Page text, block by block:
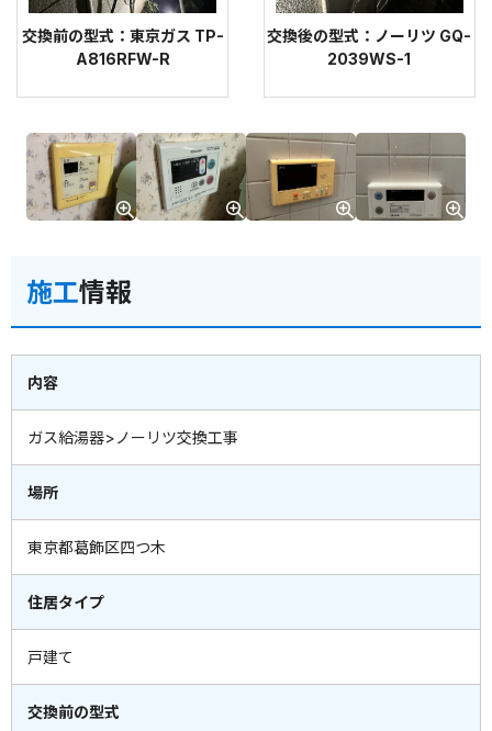
交換前の型式：東京ガス TP-
A816RFW-R
交換後の型式：ノーリツ GQ-
2039WS-1
施工情報
内容
ガス給湯器>ノーリツ交換工事
場所
東京都葛飾区四つ木
住居タイプ
戸建て
交換前の型式